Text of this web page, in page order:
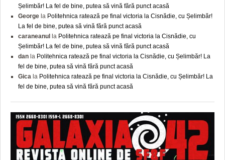
Șelimbăr! La fel de bine, putea să vină fără punct acasă
George la Politehnica ratează pe final victoria la Cisnădie, cu Șelimbăr!
La fel de bine, putea să vină fără punct acasă
caraneanul la Politehnica ratează pe final victoria la Cisnădie, cu
Șelimbăr! La fel de bine, putea să vină fără punct acasă
dan la Politehnica ratează pe final victoria la Cisnădie, cu Șelimbăr! La
fel de bine, putea să vină fără punct acasă
Gica la Politehnica ratează pe final victoria la Cisnădie, cu Șelimbăr! La
fel de bine, putea să vină fără punct acasă